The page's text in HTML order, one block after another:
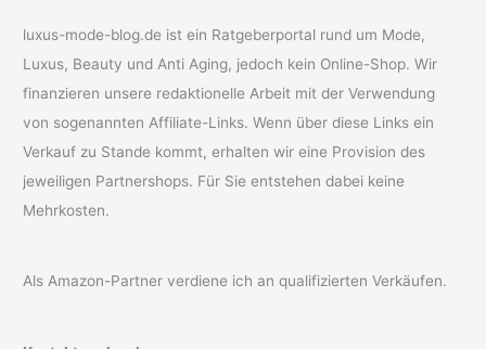
luxus-mode-blog.de ist ein Ratgeberportal rund um Mode,
Luxus, Beauty und Anti Aging, jedoch kein Online-Shop. Wir
finanzieren unsere redaktionelle Arbeit mit der Verwendung
von sogenannten Affiliate-Links. Wenn über diese Links ein
Verkauf zu Stande kommt, erhalten wir eine Provision des
jeweiligen Partnershops. Für Sie entstehen dabei keine
Mehrkosten.
Als Amazon-Partner verdiene ich an qualifizierten Verkäufen.